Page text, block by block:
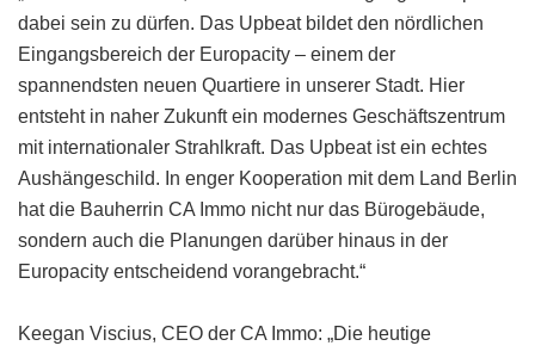
dabei sein zu dürfen. Das Upbeat bildet den nördlichen
Eingangsbereich der Europacity – einem der
spannendsten neuen Quartiere in unserer Stadt. Hier
entsteht in naher Zukunft ein modernes Geschäftszentrum
mit internationaler Strahlkraft. Das Upbeat ist ein echtes
Aushängeschild. In enger Kooperation mit dem Land Berlin
hat die Bauherrin CA Immo nicht nur das Bürogebäude,
sondern auch die Planungen darüber hinaus in der
Europacity entscheidend vorangebracht.“
Keegan Viscius, CEO der CA Immo: „Die heutige